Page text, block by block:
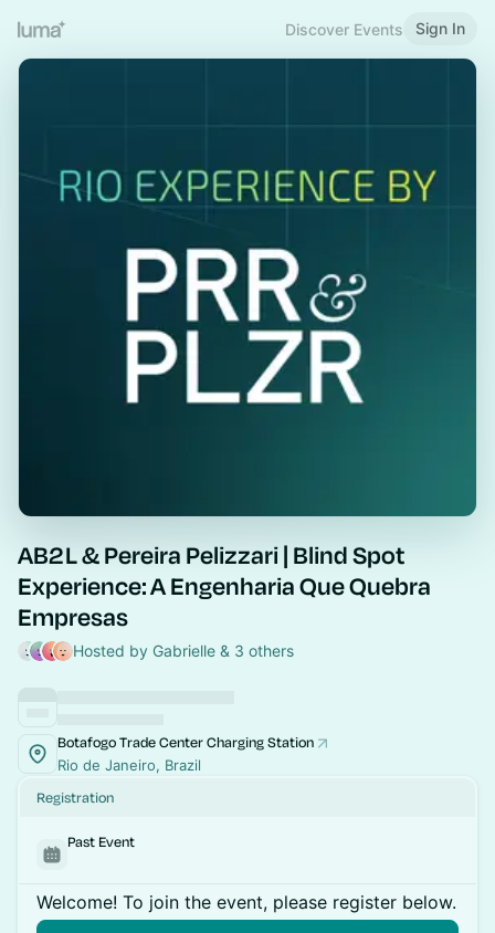
Discover Events Sign In
AB2L & Pereira Pelizzari | Blind Spot
Experience: A Engenharia Que Quebra
Empresas
Hosted by Gabrielle & 3 others
Botafogo Trade Center Charging Station
Rio de Janeiro, Brazil
Registration
Past Event
Welcome! To join the event, please register below.